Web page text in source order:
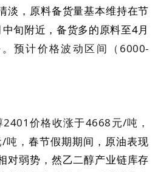
淡，原料备货量基本维持在节
中旬附近，备货多的原料至4月
预计价格波动区间（ 6000-
2401 价格收涨于4668 元/吨，
/吨，春节假期期间，原油表现
对弱势，然乙二醇产业链库存